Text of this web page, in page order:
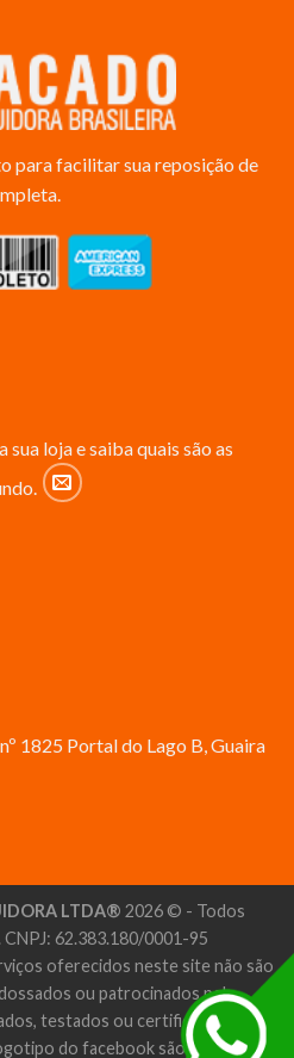
para facilitar sua reposição de
loja e saiba quais são as
1825 Portal do Lago B, Guaira
LTDA® 2026 © - Todos
62.383.180/0001-95
oferecidos neste site não são
ou patrocinados pelo
testados ou certificados pelo
do facebook são marcas